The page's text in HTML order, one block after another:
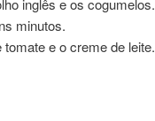
inglês e os cogumelos.
minutos.
e o creme de leite.